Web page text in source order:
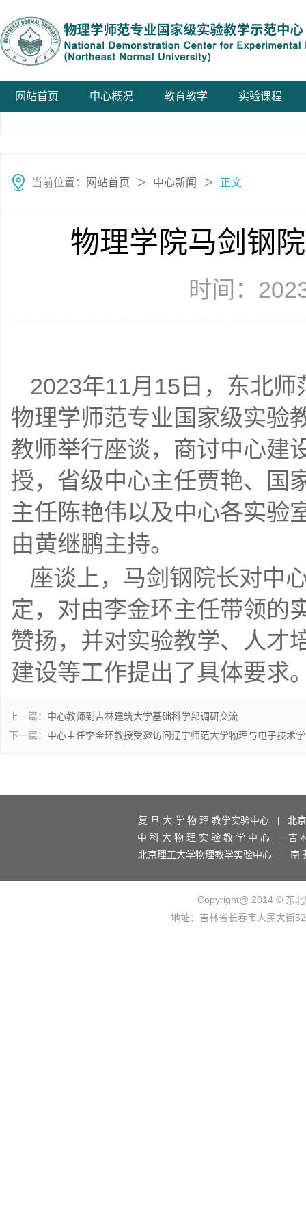
网站首页 中心概况 教育教学 实验课程
当前位置： 网站首页 ＞ 中心新闻 ＞ 正文
物理学院马剑钢
时间：
2023年11月15日，东北
物理学师范专业国家级实验
教师举行座谈，商讨中心建
授，省级中心主任贾艳、国
主任陈艳伟以及中心各实验
由黄继鹏主持。
座谈上，马剑钢院长对中
定，对由李金环主任带领的
赞扬，并对实验教学、人才
建设等工作提出了具体要求
上一篇： 中心教师到吉林建筑大学基础科学部调研交流
下一篇： 中心主任李金环教授受邀访问辽宁师范大学物理与电子技术
复 旦 大 学 物 理 教学实验中心
北
中 科 大 物 理 实 验 教 学 中 心
吉
北京理工大学物理教学实验中心
南
Copyright@ 2014 © 东
地址：吉林省长春市人民大街